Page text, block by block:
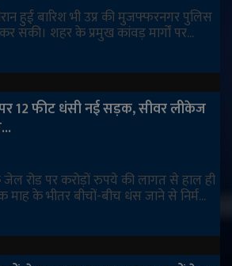
हुई बारिश भी उप्र की मुजफ्फरनगर पुलिस
सकी। शहर के प्रमुख कांवड़ मार्गों पर...
12 फीट धंसी नई सड़क, सीवर लीकेज
रोड पर करोड़ों रुपये की लागत से हाल ही
के भीतर बीचों-बीच धंस जाने से निर्म...